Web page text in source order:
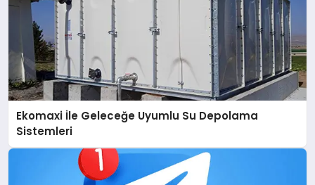
Ekomaxi İle Geleceğe Uyumlu Su Depolama
Sistemleri